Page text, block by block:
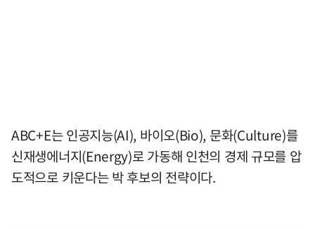
ABC+E는 인공지능(AI), 바이오(Bio), 문화(Culture)를
신재생에너지(Energy)로 가동해 인천의 경제 규모를 압
도적으로 키운다는 박 후보의 전략이다.